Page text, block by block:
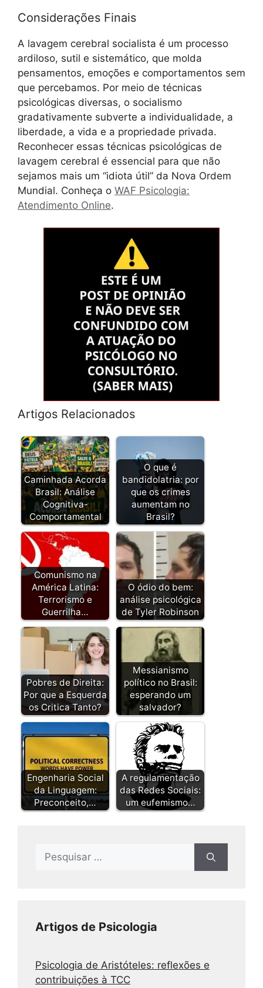
Considerações Finais
A lavagem cerebral socialista é um processo
ardiloso, sutil e sistemático, que molda
pensamentos, emoções e comportamentos sem
que percebamos. Por meio de técnicas
psicológicas diversas, o socialismo
gradativamente subverte a individualidade, a
liberdade, a vida e a propriedade privada.
Reconhecer essas técnicas psicológicas de
lavagem cerebral é essencial para que não
sejamos mais um “idiota útil” da Nova Ordem
Mundial. Conheça o WAF Psicologia:
Atendimento Online.
Artigos Relacionados
Caminhada Acorda
Brasil: Análise
Cognitiva-
Comportamental
O que é
bandidolatria: por
que os crimes
aumentam no
Brasil?
Comunismo na
América Latina:
Terrorismo e
Guerrilha…
O ódio do bem:
análise psicológica
de Tyler Robinson
Pobres de Direita:
Por que a Esquerda
os Critica Tanto?
Messianismo
político no Brasil:
esperando um
salvador?
Engenharia Social
da Linguagem:
Preconceito,…
A regulamentação
das Redes Sociais:
um eufemismo…
Artigos de Psicologia
Psicologia de Aristóteles: reflexões e
contribuições à TCC